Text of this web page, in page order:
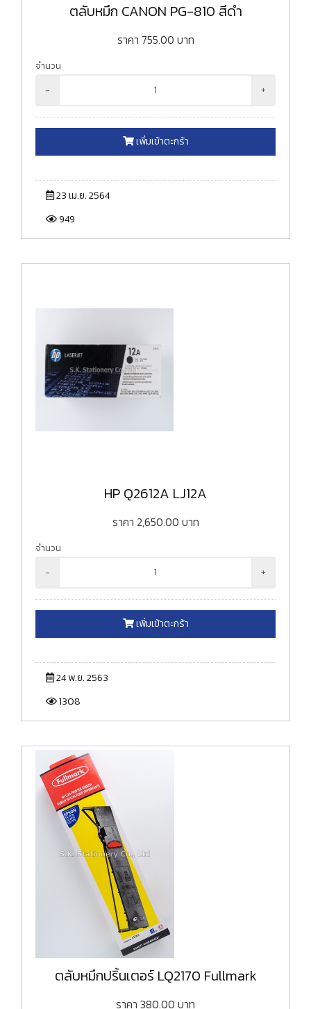
ตลับหมึก CANON PG-810 สีดำ
ราคา 755.00 บาท
จำนวน
- +
เพิ่มเข้าตะกร้า
23 เม.ย. 2564
949
HP Q2612A LJ12A
ราคา 2,650.00 บาท
จำนวน
- +
เพิ่มเข้าตะกร้า
24 พ.ย. 2563
1308
ตลับหมึกปริ้นเตอร์ LQ2170 Fullmark
ราคา 380.00 บาท